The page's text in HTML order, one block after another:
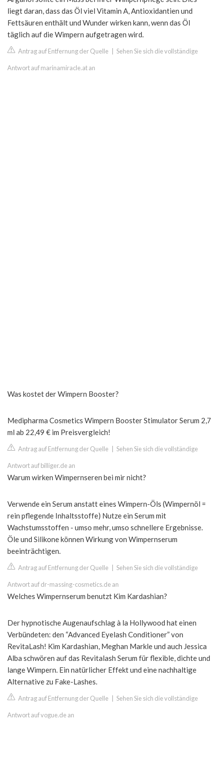
liegt daran, dass das Öl viel Vitamin A, Antioxidantien und
Fettsäuren enthält und Wunder wirken kann, wenn das Öl
täglich auf die Wimpern aufgetragen wird.
Antrag auf Entfernung der Quelle Sehen Sie sich die vollständige
Antwort auf marinamiracle.at an
Was kostet der Wimpern Booster?
Medipharma Cosmetics Wimpern Booster Stimulator Serum 2,7
ml ab 22,49 € im Preisvergleich!
Antrag auf Entfernung der Quelle Sehen Sie sich die vollständige
Antwort auf billiger.de an
Warum wirken Wimpernseren bei mir nicht?
Verwende ein Serum anstatt eines Wimpern-Öls (Wimpernöl =
rein pflegende Inhaltsstoffe) Nutze ein Serum mit
Wachstumsstoffen - umso mehr, umso schnellere Ergebnisse.
Öle und Silikone können Wirkung von Wimpernserum
beeinträchtigen.
Antrag auf Entfernung der Quelle Sehen Sie sich die vollständige
Antwort auf dr-massing-cosmetics.de an
Welches Wimpernserum benutzt Kim Kardashian?
Der hypnotische Augenaufschlag à la Hollywood hat einen
Verbündeten: den “Advanced Eyelash Conditioner” von
RevitaLash! Kim Kardashian, Meghan Markle und auch Jessica
Alba schwören auf das Revitalash Serum für flexible, dichte und
lange Wimpern. Ein natürlicher Effekt und eine nachhaltige
Alternative zu Fake-Lashes.
Antrag auf Entfernung der Quelle Sehen Sie sich die vollständige
Antwort auf vogue.de an